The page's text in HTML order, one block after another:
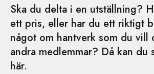
Ska du delta i en utställning?
ett pris, eller har du ett riktigt
något om hantverk som du vill
andra medlemmar? Då kan du
här.